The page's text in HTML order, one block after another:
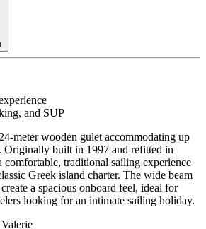
and SUP
meter wooden gulet accommodating up
Originally built in 1997 and refitted in
comfortable, traditional sailing experience
Greek island charter. The wide beam
a spacious onboard feel, ideal for
looking for an intimate sailing holiday.